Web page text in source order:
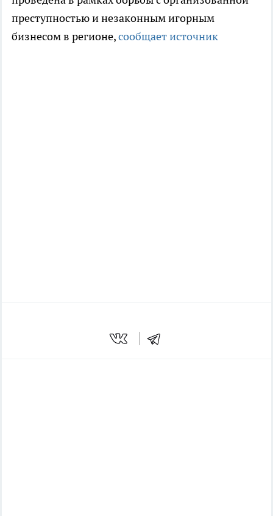
преступностью и незаконным игорным
бизнесом в регионе,сообщает источник